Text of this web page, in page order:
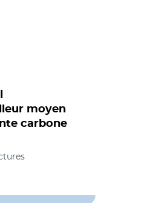
moyen
carbone